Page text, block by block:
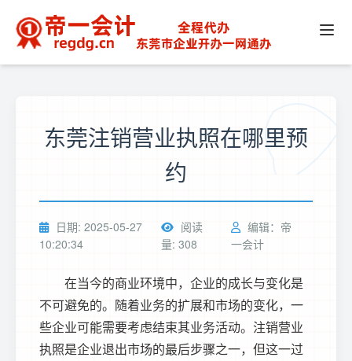
东莞注销营业执照在哪里预
约
日期: 2025-05-27
10:20:34
阅读
量: 308
编辑：帝
一会计
在当今的商业环境中，企业的成长与变化是
不可避免的。随着业务的扩展和市场的变化，一
些企业可能需要考虑结束其业务活动。 注销营业
执照是企业退出市场的最后步骤之一，但这一过